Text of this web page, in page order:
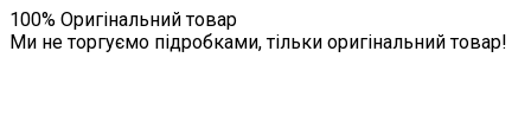
100% Оригінальний товар
Ми не торгуємо підробками, тільки оригінальний товар!